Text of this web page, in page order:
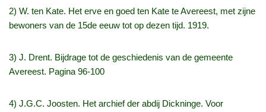
2) W. ten Kate. Het erve en goed ten Kate te Avereest, met zijne
bewoners van de 15de eeuw tot op dezen tijd. 1919.
3) J. Drent. Bijdrage tot de geschiedenis van de gemeente
Avereest. Pagina 96-100
4) J.G.C. Joosten. Het archief der abdij Dickninge. Voor